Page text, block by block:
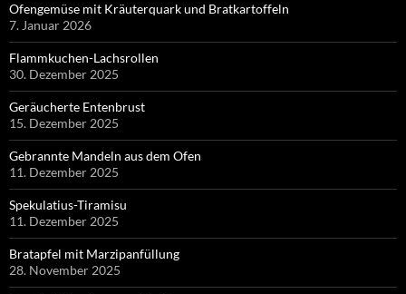
Ofengemüse mit Kräuterquark und Bratkartoffeln
7. Januar 2026
Flammkuchen-Lachsrollen
30. Dezember 2025
Geräucherte Entenbrust
15. Dezember 2025
Gebrannte Mandeln aus dem Ofen
11. Dezember 2025
Spekulatius-Tiramisu
11. Dezember 2025
Bratapfel mit Marzipanfüllung
28. November 2025